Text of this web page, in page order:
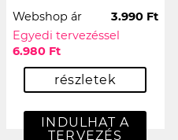
Webshop ár
3.990 Ft
Egyedi tervezéssel
6.980 Ft
részletek
INDULHAT A
TERVEZÉS